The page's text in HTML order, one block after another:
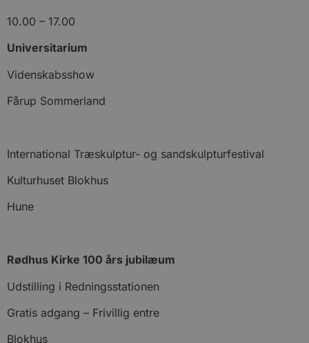
10.00 – 17.00
Universitarium
Videnskabsshow
Fårup Sommerland
International Træskulptur- og sandskulpturfestival
Kulturhuset Blokhus
Hune
Rødhus Kirke 100 års jubilæum
Udstilling i Redningsstationen
Gratis adgang – Frivillig entre
Blokhus